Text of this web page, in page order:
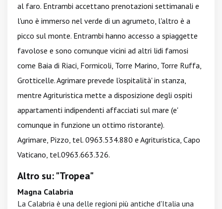
al faro. Entrambi accettano prenotazioni settimanali e
l'uno è immerso nel verde di un agrumeto, l'altro è a
picco sul monte. Entrambi hanno accesso a spiaggette
favolose e sono comunque vicini ad altri lidi famosi
come Baia di Riaci, Formicoli, Torre Marino, Torre Ruffa,
Grotticelle. Agrimare prevede l'ospitalità' in stanza,
mentre Agrituristica mette a disposizione degli ospiti
appartamenti indipendenti affacciati sul mare (e'
comunque in funzione un ottimo ristorante).
Agrimare, Pizzo, tel. 0963.534.880 e Agrituristica, Capo
Vaticano, tel.0963.663.326.
Altro su: "Tropea"
Magna Calabria
La Calabria è una delle regioni più antiche d'Italia una